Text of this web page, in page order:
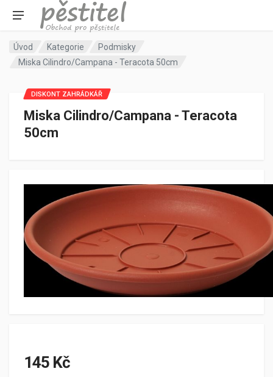
Úvod Kategorie
Podmisky
Miska Cilindro/Campana - Teracota 50cm
Miska Cilindro/Campana - Teracota
50cm
DISKONT ZAHRÁDKÁŘ
145 Kč